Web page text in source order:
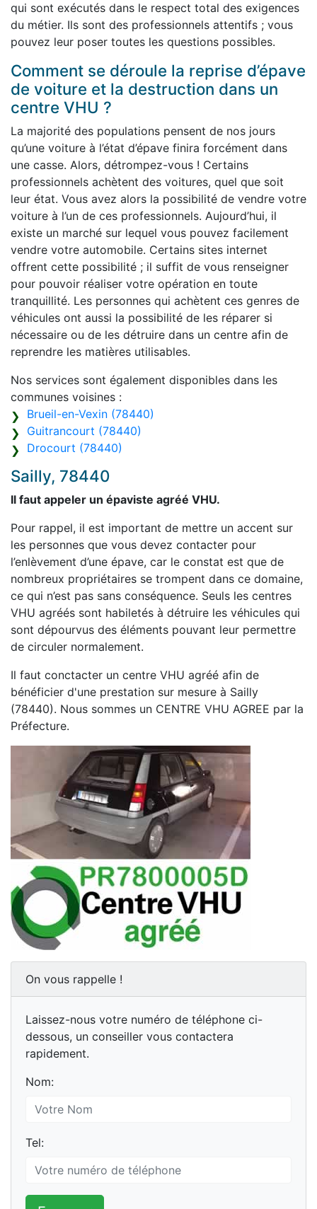
qui sont exécutés dans le respect total des exigences
du métier. Ils sont des professionnels attentifs ; vous
pouvez leur poser toutes les questions possibles.
Comment se déroule la reprise d’épave
de voiture et la destruction dans un
centre VHU ?
La majorité des populations pensent de nos jours
qu’une voiture à l’état d’épave finira forcément dans
une casse. Alors, détrompez-vous ! Certains
professionnels achètent des voitures, quel que soit
leur état. Vous avez alors la possibilité de vendre votre
voiture à l’un de ces professionnels. Aujourd’hui, il
existe un marché sur lequel vous pouvez facilement
vendre votre automobile. Certains sites internet
offrent cette possibilité ; il suffit de vous renseigner
pour pouvoir réaliser votre opération en toute
tranquillité. Les personnes qui achètent ces genres de
véhicules ont aussi la possibilité de les réparer si
nécessaire ou de les détruire dans un centre afin de
reprendre les matières utilisables.
Nos services sont également disponibles dans les
communes voisines :
Brueil-en-Vexin (78440)
Guitrancourt (78440)
Drocourt (78440)
Sailly, 78440
Il faut appeler un épaviste agréé VHU.
Pour rappel, il est important de mettre un accent sur
les personnes que vous devez contacter pour
l’enlèvement d’une épave, car le constat est que de
nombreux propriétaires se trompent dans ce domaine,
ce qui n’est pas sans conséquence. Seuls les centres
VHU agréés sont habiletés à détruire les véhicules qui
sont dépourvus des éléments pouvant leur permettre
de circuler normalement.
Il faut conctacter un centre VHU agréé afin de
bénéficier d'une prestation sur mesure à Sailly
(78440). Nous sommes un CENTRE VHU AGREE par la
Préfecture.
On vous rappelle !
Laissez-nous votre numéro de téléphone ci-
dessous, un conseiller vous contactera
rapidement.
Nom:
Tel: